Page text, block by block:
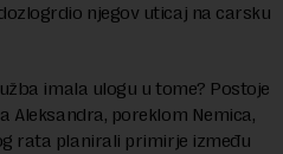
njegov uticaj na carsku
imala ulogu u tome? Postoje
Aleksandra, poreklom Nemica,
rata planirali primirje između